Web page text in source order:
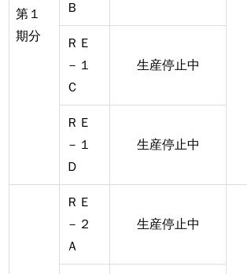
第１
期分
Ｂ
ＲＥ
－１
Ｃ
生産停止中
ＲＥ
－１
Ｄ
生産停止中
ＲＥ
－２
Ａ
生産停止中